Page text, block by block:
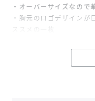
・オーバーサイズなので
・胸元のロゴデザインが
ススメの一枚
・デニムパンツにスニー